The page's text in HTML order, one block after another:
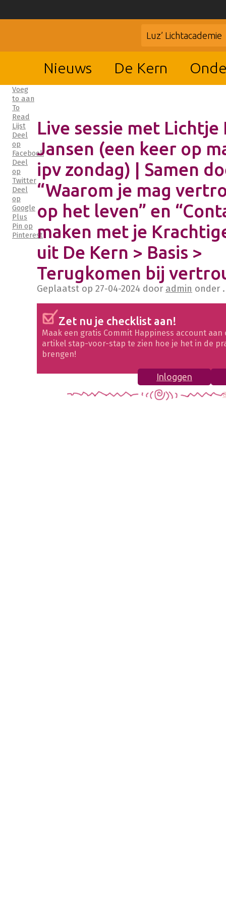
Luz’ Lichtacademie
Nieuws De Kern
Voeg
to aan
To
Read
Lijst
Deel
op
Facebook
Deel
op
Twitter
Deel
op
Google
Plus
Pin op
Pinterest
Live sessie met Lichtje
Jansen (een keer op
ipv zondag) | Samen
“Waarom je mag
op het leven” en
maken met je
uit De Kern > Basis >
Terugkomen bij
Geplaatst op 27-04-2024 door admin onder .
Zet nu je checklist aan!
Maak een gratis Commit Happiness account
artikel stap-voor-stap te zien hoe je het in de
brengen!
Inloggen